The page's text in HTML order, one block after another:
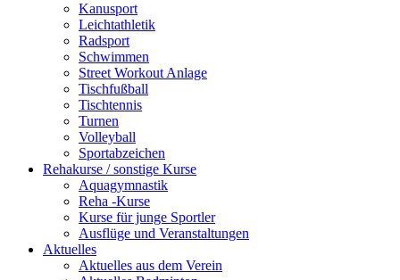
Kanusport
Leichtathletik
Radsport
Schwimmen
Street Workout Anlage
Tischfußball
Tischtennis
Turnen
Volleyball
Sportabzeichen
Rehakurse / sonstige Kurse
Aquagymnastik
Reha -Kurse
Kurse für junge Sportler
Ausflüge und Veranstaltungen
Aktuelles
Aktuelles aus dem Verein